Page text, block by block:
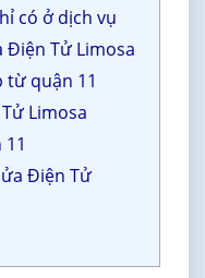
có ở dịch vụ
Điện Tử Limosa
từ quận 11
Limosa
Điện Tử